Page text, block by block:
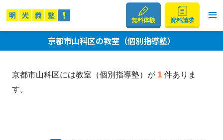
無料体験 資料請求
京都市山科区の教室（個別指導塾）
京都市山科区には教室（個別指導塾）が 1件ありま
す。